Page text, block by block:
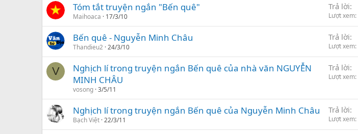
Tóm tắt truyện ngắn "Bến quê"
Maihoaca 17/3/10
Trả lời
Lượt xem
Bến quê - Nguyễn Minh Châu
Thandieu2 24/3/10
Trả lời
Lượt xem
V
Nghịch lí trong truyện ngắn Bến quê của nhà văn NGUYỄN
MINH CHÂU
vosong 3/5/11
Trả lời
Lượt xem
Nghịch lí trong truyện ngắn Bến quê của Nguyễn Minh Châu
Bạch Việt 22/3/11
Trả lời
Lượt xem